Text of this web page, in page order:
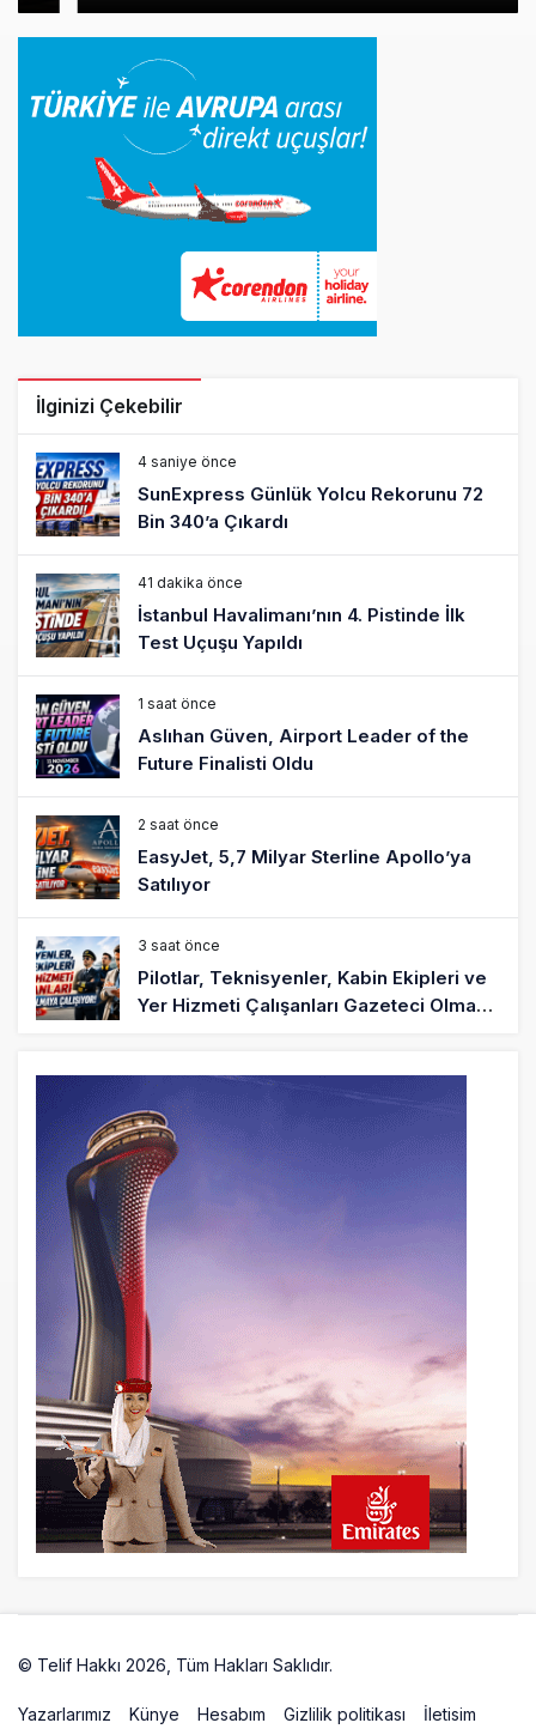
İlginizi Çekebilir
4 saniye önce
SunExpress Günlük Yolcu Rekorunu 72
Bin 340’a Çıkardı
41 dakika önce
İstanbul Havalimanı’nın 4. Pistinde İlk
Test Uçuşu Yapıldı
1 saat önce
Aslıhan Güven, Airport Leader of the
Future Finalisti Oldu
2 saat önce
EasyJet, 5,7 Milyar Sterline Apollo’ya
Satılıyor
3 saat önce
Pilotlar, Teknisyenler, Kabin Ekipleri ve
Yer Hizmeti Çalışanları Gazeteci Olmaya
BookingAgora’dan Dubai’ye iki FAM Trip
8 saat önce
AJet Uçuşlarıyla Rus Turist İçin Yeni
Türkiye Rotası
9 saat önce
Airbus Temmuz bilançosunu açıkladı:
204 yeni sipariş
9 saat önce
İstanbul uçağına polis köpeklerle girdi: 3
yolcu indirildi
10 saat önce
© Telif Hakkı 2026, Tüm Hakları Saklıdır.
Yazarlarımız Künye Hesabım Gizlilik politikası İletisim